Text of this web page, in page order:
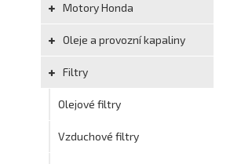
Motory Honda
Oleje a provozní kapaliny
Filtry
Olejové filtry
Vzduchové filtry